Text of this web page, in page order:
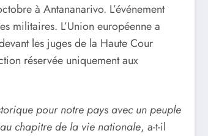
à Antananarivo. L’événement
militaires. L’Union européenne a
les juges de la Haute Cour
réservée uniquement aux
pour notre pays avec un peuple
chapitre de la vie nationale, a-t-il